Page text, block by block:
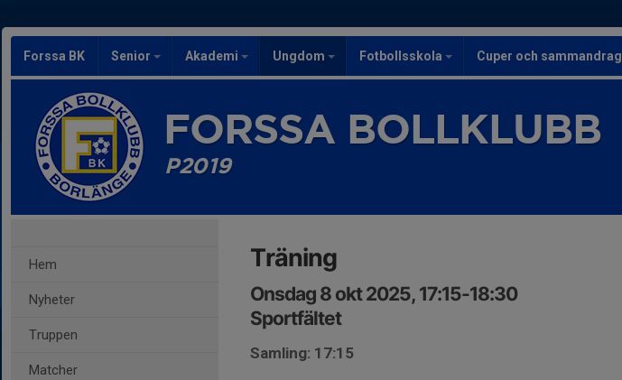
Forssa BK Senior Akademi Ungdom Fotbollsskola Cuper och sammandrag
FORSSA BOLLKLUBB
P2019
Hem
Nyheter
Truppen
Matcher
Träning
Onsdag 8 okt 2025, 17:15-18:30
Sportfältet
Samling: 17:15